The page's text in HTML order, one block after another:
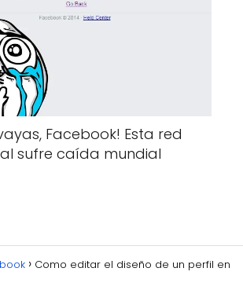
Facebook! Esta red
sufre caída mundial
Como editar el diseño de un perfil en